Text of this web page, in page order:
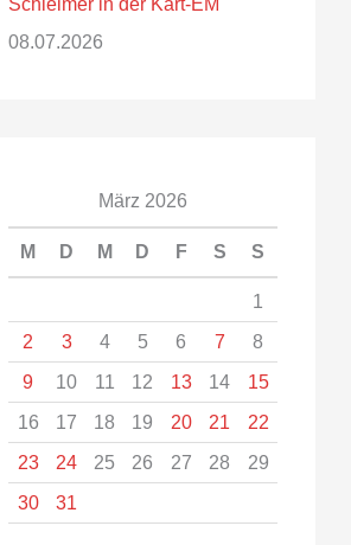
Schleimer in der Kart-EM
08.07.2026
März 2026
M D M D F S S
1
2
3 4 5 6 7
8
9
10 11 12 13 14
15
16
17 18 19 20 21
22
23
24 25 26 27 28
29
30
31